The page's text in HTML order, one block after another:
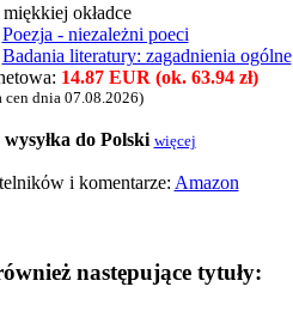
okładce
Poezja - niezależni poeci
Badania literatury: zagadnienia ogólne
14.87 EUR (ok. 63.94 zł)
cen dnia 07.08.2026)
do Polski więcej
i komentarze: Amazon
następujące tytuły: